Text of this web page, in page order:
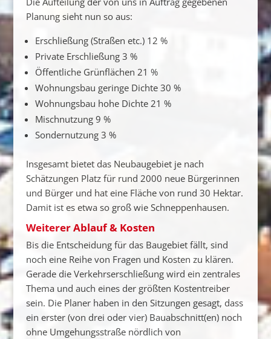
Planung sieht nun so aus:
Erschließung (Straßen etc.) 12 %
Private Erschließung 3 %
Öffentliche Grünflächen 21 %
Wohnungsbau geringe Dichte 30 %
Wohnungsbau hohe Dichte 21 %
Mischnutzung 9 %
Sondernutzung 3 %
Insgesamt bietet das Neubaugebiet je nach
Schätzungen Platz für rund 2000 neue Bürgerinnen
und Bürger und hat eine Fläche von rund 30 Hektar.
Damit ist es etwa so groß wie Schneppenhausen.
Weiterer Ablauf & Kosten
Bis die Entscheidung für das Baugebiet fällt, sind
noch eine Reihe von Fragen und Kosten zu klären.
Gerade die Verkehrserschließung wird ein zentrales
Thema und auch eines der größten Kostentreiber
sein. Die Planer haben in den Sitzungen gesagt, dass
ein erster (von drei oder vier) Bauabschnitt(en) noch
ohne Umgehungsstraße nördlich von